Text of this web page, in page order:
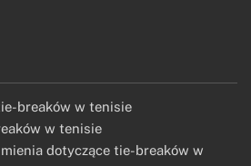
breaków w tenisie
w tenisie
dotyczące tie-breaków w